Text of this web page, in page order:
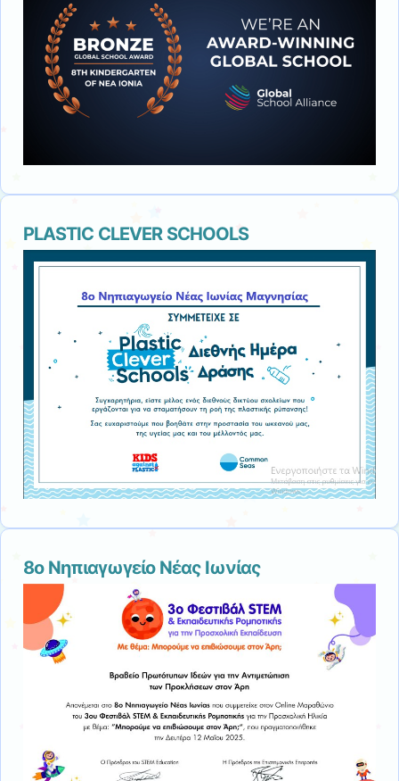
PLASTIC CLEVER SCHOOLS
8ο Νηπιαγωγείο Νέας Ιωνίας